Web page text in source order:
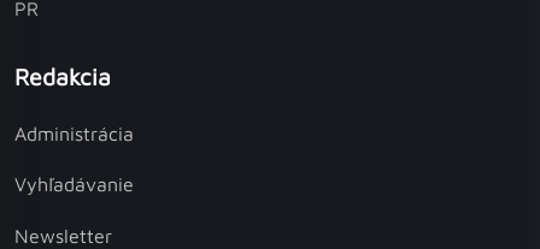
PR
Redakcia
Administrácia
Vyhľadávanie
Newsletter